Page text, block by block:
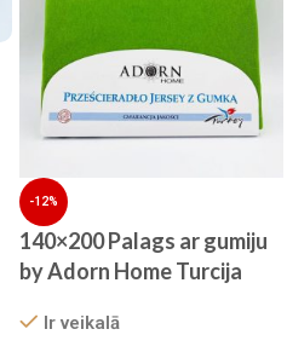
-12%
140×200 Palags ar gumiju
by Adorn Home Turcija
Ir veikalā